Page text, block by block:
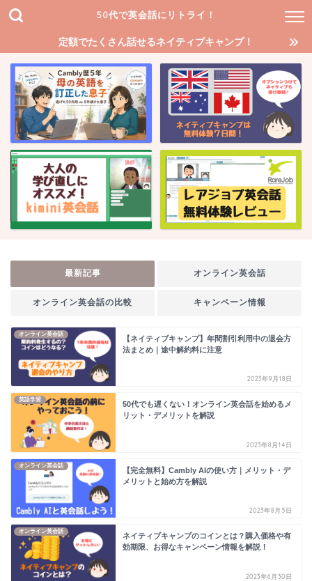
50代で英会話にリトライ！
定額でたくさん話せるネイティブキャンプ！
最新記事 オンライン英会話
オンライン英会話の比較 キャンペーン情報
オンライン英会話
【ネイティブキャンプ】年間割引利用中の退会方
法まとめ｜途中解約料に注意
2023年9月18日
英語学習
50代でも遅くない！オンライン英会話を始めるメ
リット・デメリットを解説
2023年8月14日
オンライン英会話
【完全無料】Cambly AIの使い方｜メリット・デ
メリットと始め方を解説
2023年8月5日
オンライン英会話
ネイティブキャンプのコインとは？購入価格や有
効期限、お得なキャンペーン情報を解説！
2023年6月30日